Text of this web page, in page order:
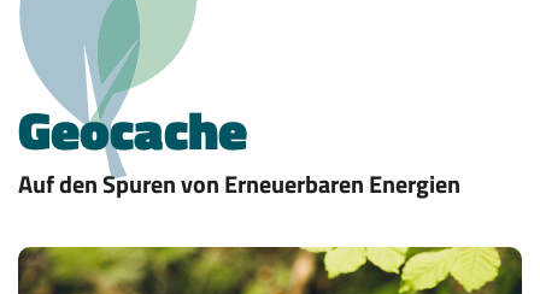
Geocache
Auf den Spuren von Erneuerbaren Energien